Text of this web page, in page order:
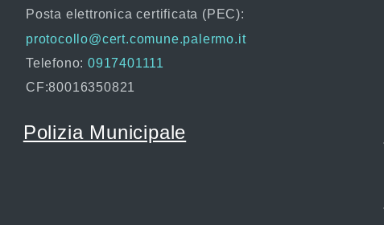
Posta elettronica certificata (PEC):
protocollo@cert.comune.palermo.it
Telefono: 0917401111
CF:80016350821
Polizia Municipale